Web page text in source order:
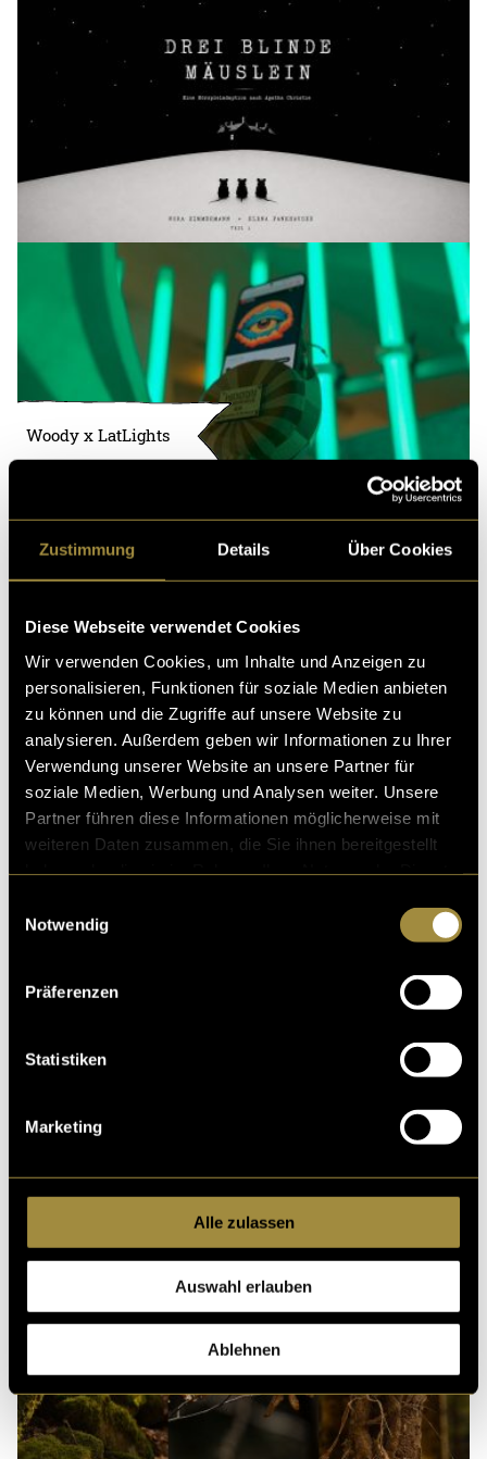
Zustimmung Details Über Cookies
Diese Webseite verwendet Cookies
Wir verwenden Cookies, um Inhalte und Anzeigen zu
personalisieren, Funktionen für soziale Medien anbieten
zu können und die Zugriffe auf unsere Website zu
analysieren. Außerdem geben wir Informationen zu Ihrer
Verwendung unserer Website an unsere Partner für
soziale Medien, Werbung und Analysen weiter. Unsere
Partner führen diese Informationen möglicherweise mit
weiteren Daten zusammen, die Sie ihnen bereitgestellt
Notwendig
Präferenzen
Statistiken
Marketing
Alle zulassen
Auswahl erlauben
Ablehnen
Woody x LatLights